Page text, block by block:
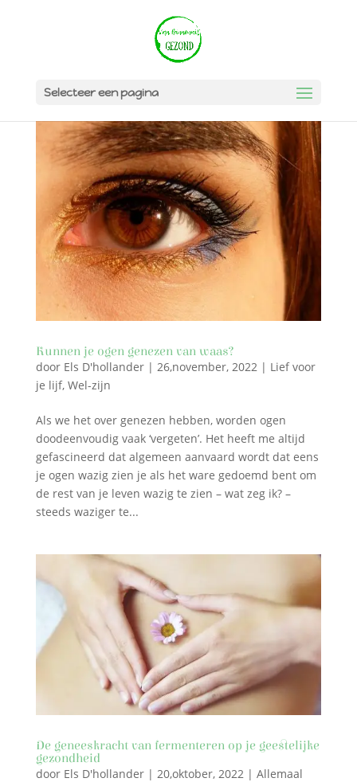
Selecteer een pagina
Kunnen je ogen genezen van waas?
door Els D'hollander| 26,november, 2022| Lief voor
je lijf, Wel-zijn
Als we het over genezen hebben, worden ogen
doodeenvoudig vaak ‘vergeten’. Het heeft me altijd
gefascineerd dat algemeen aanvaard wordt dat eens
je ogen wazig zien je als het ware gedoemd bent om
de rest van je leven wazig te zien – wat zeg ik? –
steeds waziger te...
De geneeskracht van fermenteren op je geestelijke
gezondheid
door Els D'hollander| 20,oktober, 2022 | Allemaal